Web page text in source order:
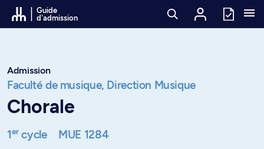
Passer au contenu
Guide
d'admission
Admission
Faculté de musique, Direction Musique
Chorale
1ercycle MUE 1284